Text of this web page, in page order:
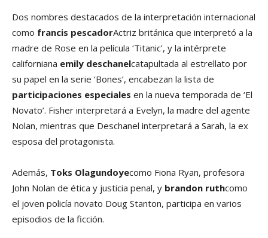
Dos nombres destacados de la interpretación internacional
como francis pescadorActriz británica que interpretó a la
madre de Rose en la película ‘Titanic’, y la intérprete
californiana emily deschanelcatapultada al estrellato por
su papel en la serie ‘Bones’, encabezan la lista de
participaciones especiales en la nueva temporada de ‘El
Novato’. Fisher interpretará a Evelyn, la madre del agente
Nolan, mientras que Deschanel interpretará a Sarah, la ex
esposa del protagonista.
Además, Toks Olagundoyecomo Fiona Ryan, profesora
John Nolan de ética y justicia penal, y brandon ruthcomo
el joven policía novato Doug Stanton, participa en varios
episodios de la ficción.